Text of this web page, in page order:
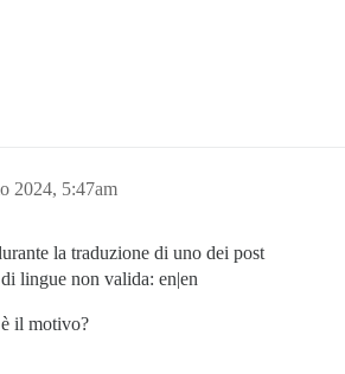
2024, 5:47am
la traduzione di uno dei post
lingue non valida: en|en
il motivo?